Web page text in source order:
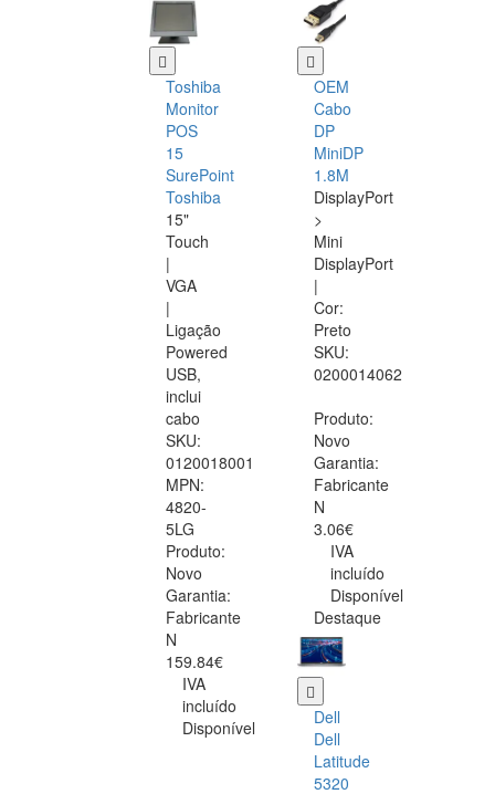
Toshiba
Monitor
POS
15
SurePoint
Toshiba
15"
Touch
|
VGA
|
Ligação
Powered
USB,
inclui
cabo
SKU:
0120018001
MPN:
4820-
5LG
Produto:
Novo
Garantia:
Fabricante
N
159.84€
IVA
incluído
Disponível
OEM
Cabo
DP
MiniDP
1.8M
DisplayPort
>
Mini
DisplayPort
|
Cor:
Preto
SKU:
0200014062
Produto:
Novo
Garantia:
Fabricante
N
3.06€
IVA
incluído
Disponível
Destaque
Dell
Dell
Latitude
5320